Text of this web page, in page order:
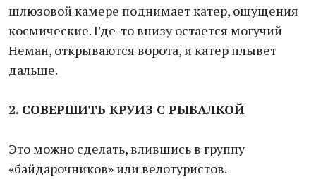
шлюзовой камере поднимает катер, ощущения
космические. Где-то внизу остается могучий
Неман, открываются ворота, и катер плывет
дальше.
2. СОВЕРШИТЬ КРУИЗ С РЫБАЛКОЙ
Это можно сделать, влившись в группу
«байдарочников» или велотуристов.